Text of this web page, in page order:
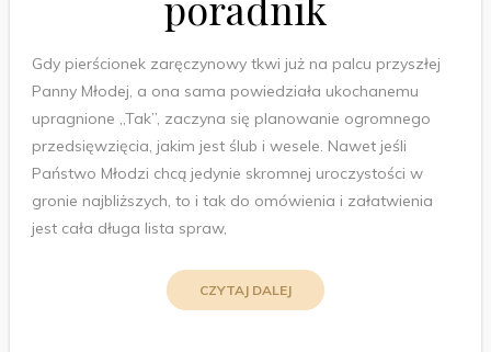
Gdy pierścionek zaręczynowy tkwi już na palcu przyszłej
Panny Młodej, a ona sama powiedziała ukochanemu
upragnione „Tak”, zaczyna się planowanie ogromnego
przedsięwzięcia, jakim jest ślub i wesele. Nawet jeśli
Państwo Młodzi chcą jedynie skromnej uroczystości w
gronie najbliższych, to i tak do omówienia i załatwienia
jest cała długa lista spraw,
CZYTAJ DALEJ